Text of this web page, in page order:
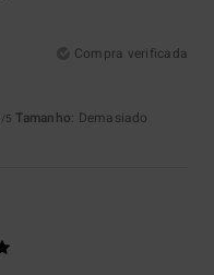
Compra verificada
/5 Tamanho: Demasiado